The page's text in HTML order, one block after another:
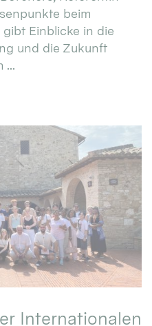
beim
Einblicke in die
und die Zukunft
...
Internationalen